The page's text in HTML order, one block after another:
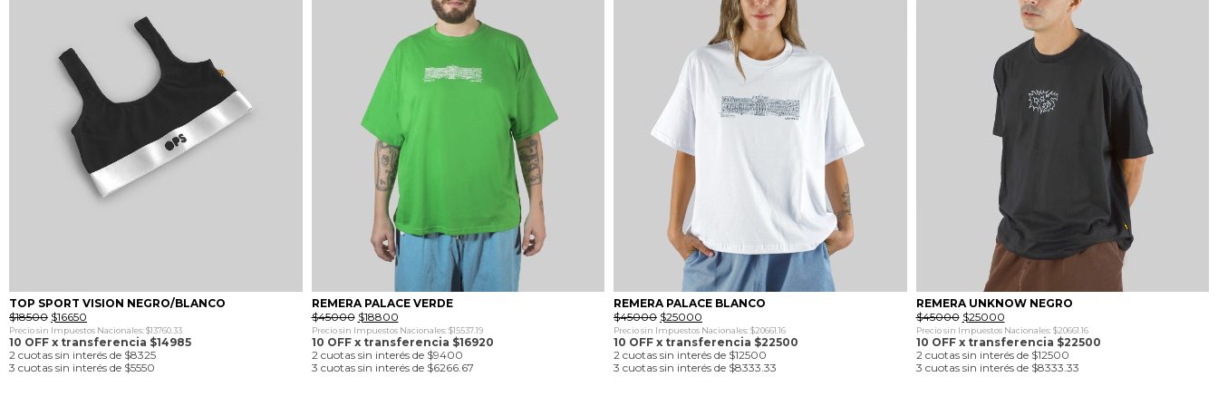
TOP SPORT VISION NEGRO/BLANCO
$18500 El
precio
original
era:
$18500.
$16650
precio
actual
es:
$16650.
Precio sin Impuestos Nacionales: $13760.33
10 OFF x transferencia $14985
2 cuotas sin interés de $8325
3 cuotas sin interés de $5550
REMERA PALACE VERDE
$45000 El
precio
original
era:
$45000.
$18800El
precio
actual
es:
$18800.
Precio sin Impuestos Nacionales: $15537.19
10 OFF x transferencia $16920
2 cuotas sin interés de $9400
3 cuotas sin interés de $6266.67
REMERA PALACE BLANCO
$45000 El
precio
original
era:
$45000.
$25000
precio
actual
es:
$25000.
Precio sin Impuestos Nacionales: $20661.16
10 OFF x transferencia $22500
2 cuotas sin interés de $12500
3 cuotas sin interés de $8333.33
REMERA UNKNOW NEGRO
$45000 El
precio
original
era:
$45000.
$25000El
precio
actual
es:
$25000.
Precio sin Impuestos Nacionales: $20661.16
10 OFF x transferencia $22500
2 cuotas sin interés de $12500
3 cuotas sin interés de $8333.33